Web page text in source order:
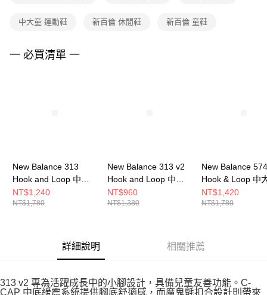
３．未成年的使用者請事先徵得法定代理人或監護人之同意方可使用
４．使用「AFTEE先享後付」時，將依據個別帳號之用戶狀況，依本公司即
中大童 運動鞋 新百倫 休閒鞋 新百倫 童鞋
一 必買清單 一
New Balance 313
Hook and Loop 中大
童 休閒鞋 PO313TE2-
W
NT$1,240
NT$1,780
New Balance 313 v2
Hook and Loop 中大
童 休閒鞋 I3136XH-W
NT$960
NT$1,380
New Balance 574
Hook & Loop 中
休閒鞋 P5742I6-
NT$1,420
NT$1,780
詳細說明 相關推薦
313 v2 專為活躍成長中的小腳設計，具備兒童友善功能。C-
CAP 中底緩震系統提供腳底舒適感，而魔鬼氈扣合設計則帶來